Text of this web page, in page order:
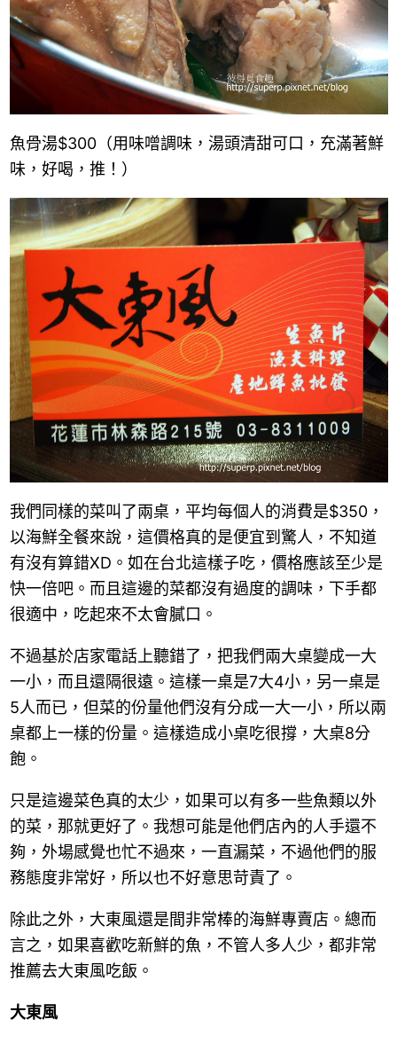
魚骨湯$300（用味噌調味，湯頭清甜可口，充滿著鮮
味，好喝，推！）
我們同樣的菜叫了兩桌，平均每個人的消費是$350，
以海鮮全餐來說，這價格真的是便宜到驚人，不知道
有沒有算錯XD 。如在台北這樣子吃，價格應該至少是
快一倍吧。而且這邊的菜都沒有過度的調味，下手都
很適中，吃起來不太會膩口。
不過基於店家電話上聽錯了，把我們兩大桌變成一大
一小，而且還隔很遠。這樣一桌是7大4小，另一桌是
5人而已，但菜的份量他們沒有分成一大一小，所以兩
桌都上一樣的份量。 這樣造成小桌吃很撐，大桌8分
飽。
只是這邊菜色真的太少，如果可以有多一些魚類以外
的菜，那就更好了。我想可能是他們店內的人手還不
夠，外場感覺也忙不過來，一直漏菜，不過他們的服
務態度非常好，所以也不好意思苛責了。
除此之外，大東風還是間非常棒的海鮮專賣店。總而
言之，如果喜歡吃新鮮的魚，不管人多人少，都非常
推薦去大東風吃飯。
大東風